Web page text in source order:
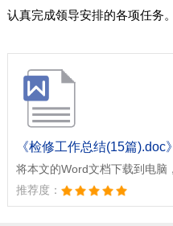
认真完成领导安排的各项任务。
《检修工作总结(15篇).doc》
将本文的Word文档下载到电脑
推荐度：